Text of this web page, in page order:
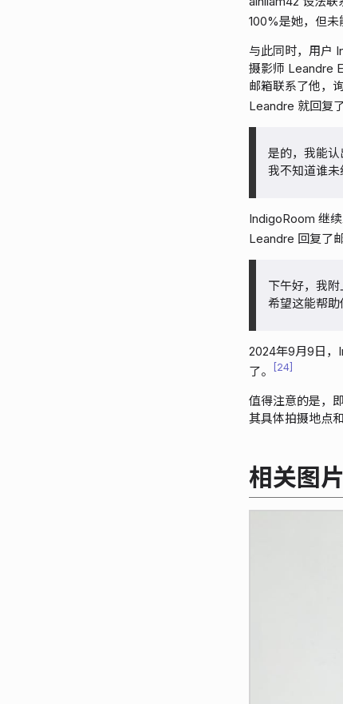
100%是她，但未
与此同时，用户
摄影师 Leandre
邮箱联系了他，
Leandre 就回复了
是的，我能
我不知道谁未
IndigoRoom 继
Leandre 回复了
下午好，我附
希望这能帮助
2024年9月9日，
了。
24
值得注意的是，
其具体拍摄地点
相关图片